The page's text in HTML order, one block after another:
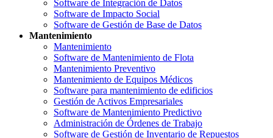
Software de Integración de Datos
Software de Impacto Social
Software de Gestión de Base de Datos
Mantenimiento
Mantenimiento
Software de Mantenimiento de Flota
Mantenimiento Preventivo
Mantenimiento de Equipos Médicos
Software para mantenimiento de edificios
Gestión de Activos Empresariales
Software de Mantenimiento Predictivo
Administración de Órdenes de Trabajo
Software de Gestión de Inventario de Repuestos